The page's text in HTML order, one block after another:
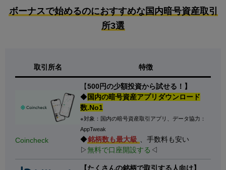
ボーナスで始めるのにおすすめな国内暗号資産取引
所3選
取引所名 特徴
Coincheck
【500円の少額投資から試せる！】
◆国内の暗号資産アプリダウンロード
数.No1
※対象：国内の暗号資産取引アプリ、データ協力：
AppTweak
◆銘柄数も最大級 、手数料も安い
▷無料で口座開設する ◁
【たくさんの銘柄で取引する人向け】